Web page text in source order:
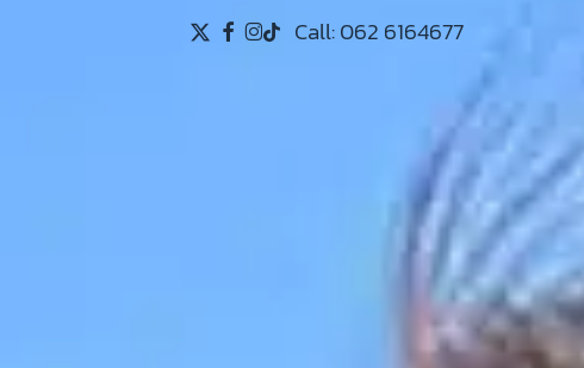
Call: 062 6164677
X-
TWITTER
FACEBOOK
INSTAGRAM
TIKTOK